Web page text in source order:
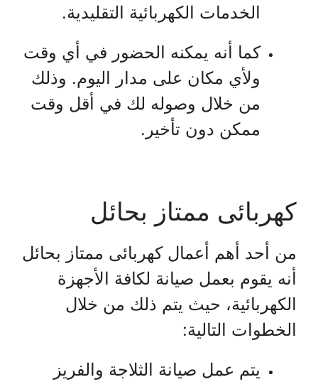
الخدمات الكهربائية التقليدية.
كما أنه يمكنه الحضور في أي وقت
ولأي مكان على مدار اليوم. وذلك
من خلال وصوله لك في أقل وقت
ممكن دون تأخير.
كهربائى ممتاز بحائل
من أحد أهم أعمال كهربائى ممتاز بحائل
أنه يقوم بعمل صيانة لكافة الأجهزة
الكهربائية، حيث يتم ذلك من خلال
الخطوات التالية:
يتم عمل صيانة الثلاجة والفريز